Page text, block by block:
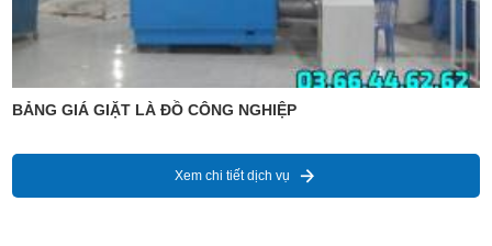
BẢNG GIÁ GIẶT LÀ ĐỒ CÔNG NGHIỆP
Xem chi tiết dịch vụ